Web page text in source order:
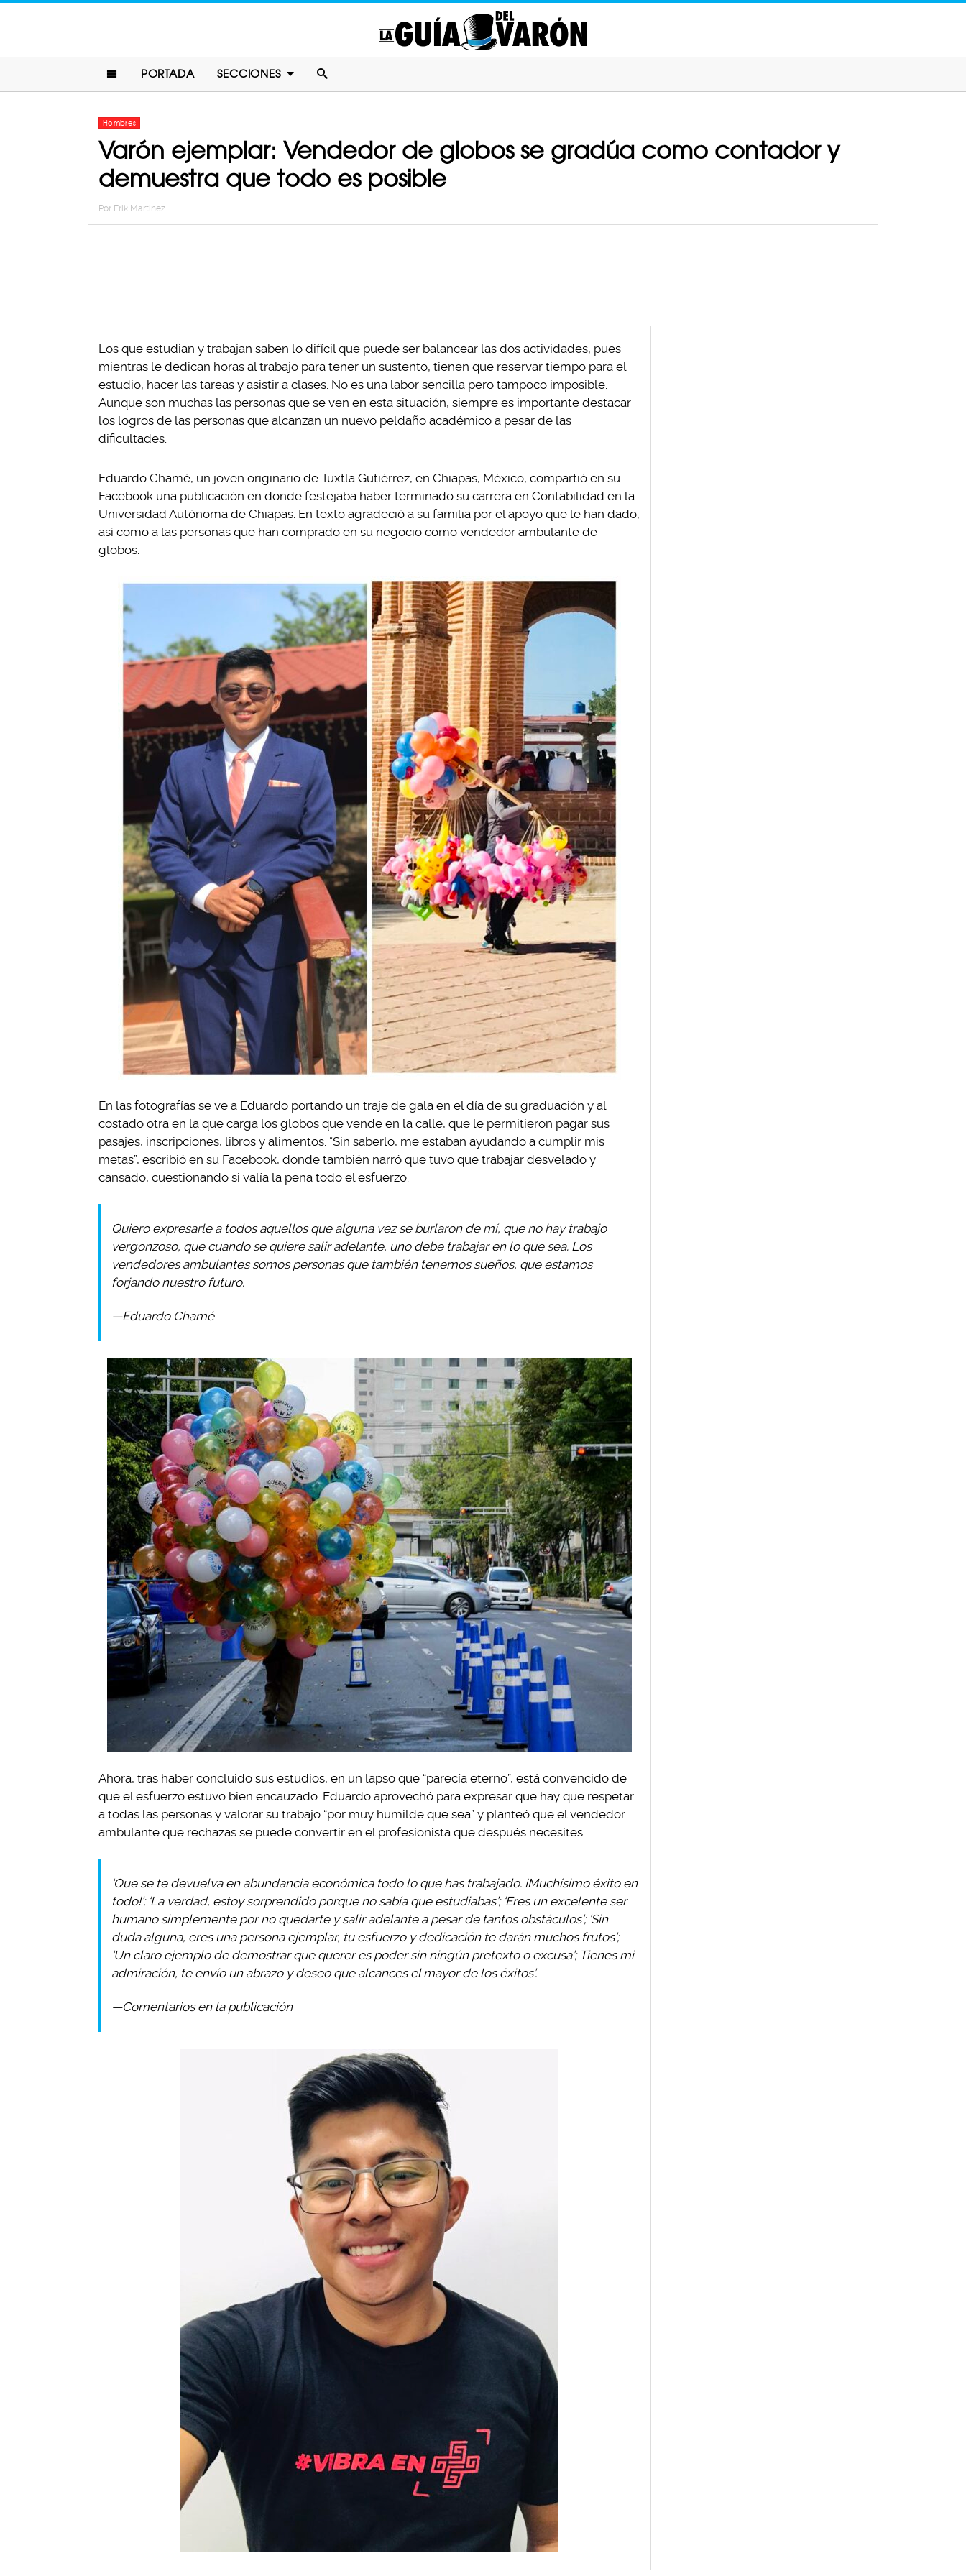
PORTADA SECCIONES
Hombres
Varón ejemplar: Vendedor de globos se gradúa como contador y
demuestra que todo es posible
Por Erik Martinez
Los que estudian y trabajan saben lo difícil que puede ser balancear las dos actividades, pues
mientras le dedican horas al trabajo para tener un sustento, tienen que reservar tiempo para el
estudio, hacer las tareas y asistir a clases. No es una labor sencilla pero tampoco imposible.
Aunque son muchas las personas que se ven en esta situación, siempre es importante destacar
los logros de las personas que alcanzan un nuevo peldaño académico a pesar de las
dificultades.
Eduardo Chamé, un joven originario de Tuxtla Gutiérrez, en Chiapas, México, compartió en su
Facebook una publicación en donde festejaba haber terminado su carrera en Contabilidad en la
Universidad Autónoma de Chiapas. En texto agradeció a su familia por el apoyo que le han dado,
así como a las personas que han comprado en su negocio como vendedor ambulante de
globos.
En las fotografías se ve a Eduardo portando un traje de gala en el día de su graduación y al
costado otra en la que carga los globos que vende en la calle, que le permitieron pagar sus
pasajes, inscripciones, libros y alimentos. “Sin saberlo, me estaban ayudando a cumplir mis
metas”, escribió en su Facebook, donde también narró que tuvo que trabajar desvelado y
cansado, cuestionando si valía la pena todo el esfuerzo.
Quiero expresarle a todos aquellos que alguna vez se burlaron de mí, que no hay trabajo
vergonzoso, que cuando se quiere salir adelante, uno debe trabajar en lo que sea. Los
vendedores ambulantes somos personas que también tenemos sueños, que estamos
forjando nuestro futuro.
—Eduardo Chamé
Ahora, tras haber concluido sus estudios, en un lapso que “parecía eterno”, está convencido de
que el esfuerzo estuvo bien encauzado. Eduardo aprovechó para expresar que hay que respetar
a todas las personas y valorar su trabajo “por muy humilde que sea” y planteó que el vendedor
ambulante que rechazas se puede convertir en el profesionista que después necesites.
‘Que se te devuelva en abundancia económica todo lo que has trabajado. ¡Muchísimo éxito en
todo!’; ‘La verdad, estoy sorprendido porque no sabía que estudiabas’; ‘Eres un excelente ser
humano simplemente por no quedarte y salir adelante a pesar de tantos obstáculos’; ‘Sin
duda alguna, eres una persona ejemplar, tu esfuerzo y dedicación te darán muchos frutos’;
‘Un claro ejemplo de demostrar que querer es poder sin ningún pretexto o excusa’; Tienes mi
admiración, te envío un abrazo y deseo que alcances el mayor de los éxitos’.
—Comentarios en la publicación